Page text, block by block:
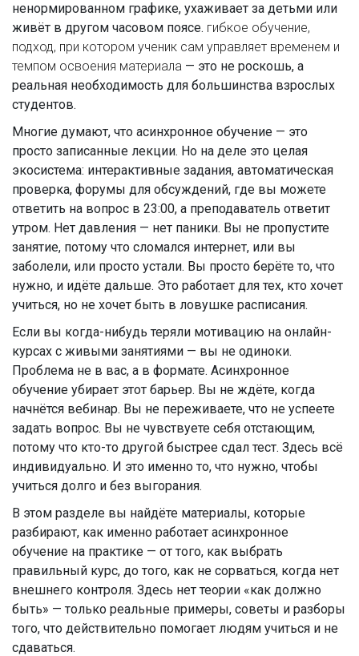
ненормированном графике, ухаживает за детьми или
живёт в другом часовом поясе. гибкое обучение,
подход, при котором ученик сам управляет временем и
темпом освоения материала — это не роскошь, а
реальная необходимость для большинства взрослых
студентов.
Многие думают, что асинхронное обучение — это
просто записанные лекции. Но на деле это целая
экосистема: интерактивные задания, автоматическая
проверка, форумы для обсуждений, где вы можете
ответить на вопрос в 23:00, а преподаватель ответит
утром. Нет давления — нет паники. Вы не пропустите
занятие, потому что сломался интернет, или вы
заболели, или просто устали. Вы просто берёте то, что
нужно, и идёте дальше. Это работает для тех, кто хочет
учиться, но не хочет быть в ловушке расписания.
Если вы когда-нибудь теряли мотивацию на онлайн-
курсах с живыми занятиями — вы не одиноки.
Проблема не в вас, а в формате. Асинхронное
обучение убирает этот барьер. Вы не ждёте, когда
начнётся вебинар. Вы не переживаете, что не успеете
задать вопрос. Вы не чувствуете себя отстающим,
потому что кто-то другой быстрее сдал тест. Здесь всё
индивидуально. И это именно то, что нужно, чтобы
учиться долго и без выгорания.
В этом разделе вы найдёте материалы, которые
разбирают, как именно работает асинхронное
обучение на практике — от того, как выбрать
правильный курс, до того, как не сорваться, когда нет
внешнего контроля. Здесь нет теории «как должно
быть» — только реальные примеры, советы и разборы
того, что действительно помогает людям учиться и не
сдаваться.